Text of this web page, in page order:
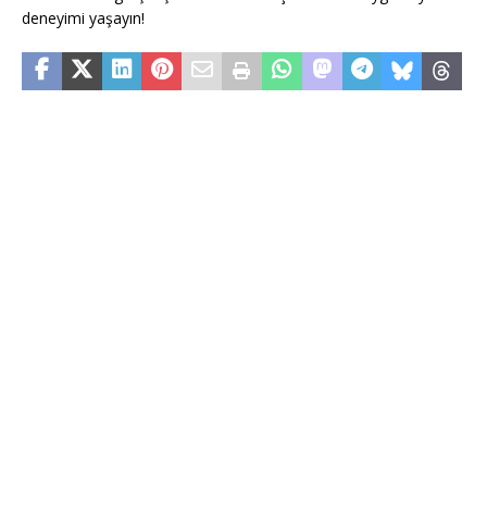
deneyimi yaşayın!